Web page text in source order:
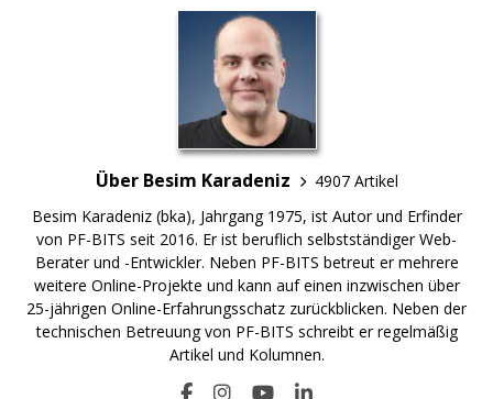
Über Besim Karadeniz
4907 Artikel
Besim Karadeniz (bka), Jahrgang 1975, ist Autor und Erfinder
von PF-BITS seit 2016. Er ist beruflich selbstständiger Web-
Berater und -Entwickler. Neben PF-BITS betreut er mehrere
weitere Online-Projekte und kann auf einen inzwischen über
25-jährigen Online-Erfahrungsschatz zurückblicken. Neben der
technischen Betreuung von PF-BITS schreibt er regelmäßig
Artikel und Kolumnen.